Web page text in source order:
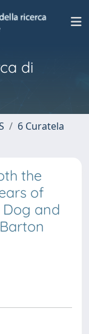
di
6 Curatela
the
of
Dog and